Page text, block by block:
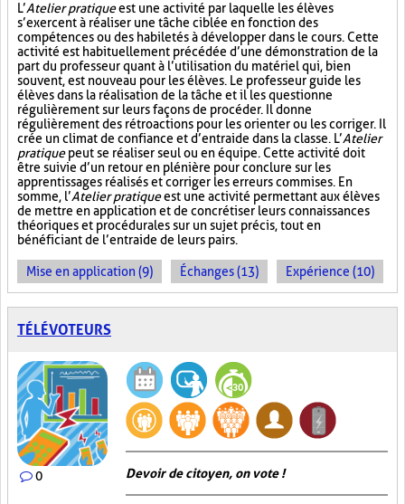
L’Atelier pratiqueest une activité par laquelle les élèves
s’exercent à réaliser une tâche ciblée en fonction des
compétences ou des habiletés à développer dans le cours. Cette
activité est habituellement précédée d’une démonstration de la
part du professeur quant à l’utilisation du matériel qui, bien
souvent, est nouveau pour les élèves. Le professeur guide les
élèves dans la réalisation de la tâche et il les questionne
régulièrement sur leurs façons de procéder. Il donne
régulièrement des rétroactions pour les orienter ou les corriger. Il
crée un climat de confiance et d’entraide dans la classe. L’Atelier
pratiquepeut se réaliser seul ou en équipe. Cette activité doit
être suivie d’un retour en plénière pour conclure sur les
apprentissages réalisés et corriger les erreurs commises. En
somme, l’Atelier pratiqueest une activité permettant aux élèves
de mettre en application et de concrétiser leurs connaissances
théoriques et procédurales sur un sujet précis, tout en
bénéficiant de l’entraide de leurs pairs.
Mise en application (9) Échanges (13) Expérience (10)
TÉLÉVOTEURS
0 Devoir de citoyen, on vote !